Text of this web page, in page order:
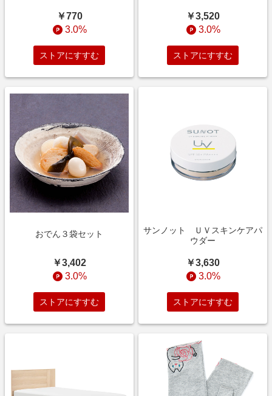
￥770
3.0%
ストアにすすむ
￥3,520
3.0%
ストアにすすむ
おでん３袋セット
￥3,402
3.0%
ストアにすすむ
サンノット ＵＶスキンケアパ
ウダー
￥3,630
3.0%
ストアにすすむ